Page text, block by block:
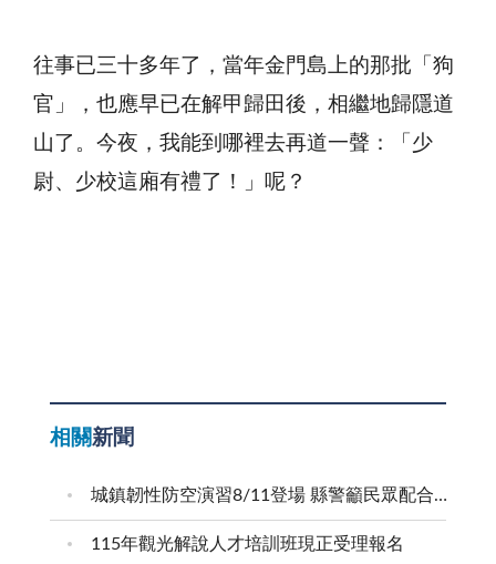
往事已三十多年了，當年金門島上的那批「狗
官」，也應早已在解甲歸田後，相繼地歸隱道
山了。今夜，我能到哪裡去再道一聲：「少
尉、少校這廂有禮了！」呢？
相關新聞
城鎮韌性防空演習8/11登場 縣警籲民眾配合疏散避難
115年觀光解說人才培訓班現正受理報名